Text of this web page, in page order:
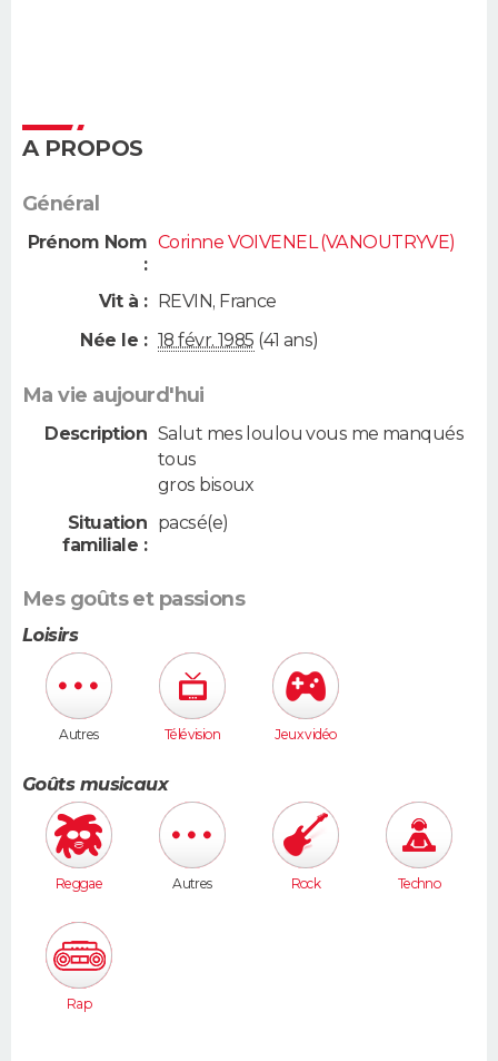
A PROPOS
Général
Prénom Nom
:
Corinne VOIVENEL (VANOUTRYVE)
Vit à : REVIN, France
Née le : 18 févr. 1985 (41 ans)
Ma vie aujourd'hui
Description Salut mes loulou vous me manqués
tous
gros bisoux
Situation
familiale :
pacsé(e)
Mes goûts et passions
Loisirs
Autres Télévision Jeux vidéo
Goûts musicaux
Reggae Autres Rock Techno
Rap